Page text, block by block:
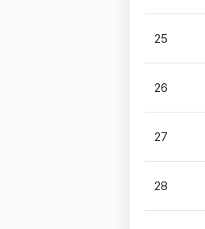
25
26
27
28